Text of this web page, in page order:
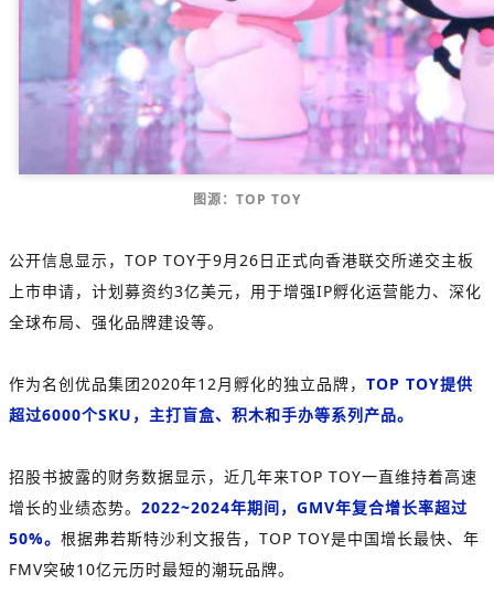
图源：TOP TOY
公开信息显示，TOP TOY于9月26日正式向香港联交所递交主板
上市申请，计划募资约3亿美元，用于增强IP孵化运营能力、深化
全球布局、强化品牌建设等。
作为名创优品集团2020年12月孵化的独立品牌， TOP TOY提供
超过6000个SKU，主打盲盒、积木和手办等系列产品。
招股书披露的财务数据显示，近几年来TOP TOY一直维持着高速
增长的业绩态势。 2022~2024年期间，GMV年复合增长率超过
50%。 根据弗若斯特沙利文报告，TOP TOY是中国增长最快、年
FMV突破10亿元历时最短的潮玩品牌。